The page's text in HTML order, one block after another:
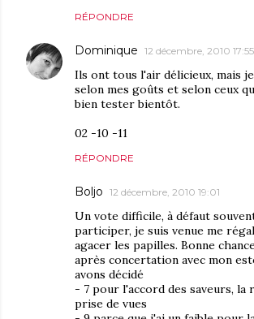
RÉPONDRE
Dominique 12 décembre, 2010 17:55
Ils ont tous l'air délicieux, mais
selon mes goûts et selon ceux
bien tester bientôt.
02 -10 -11
RÉPONDRE
Boljo 12 décembre, 2010 19:01
Un vote difficile, à défaut
participer, je suis venue me
agacer les papilles. Bonne
après concertation avec mon
avons décidé
- 7 pour l'accord des saveurs, la
prise de vues